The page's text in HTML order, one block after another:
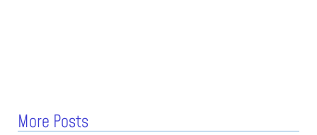
More Posts